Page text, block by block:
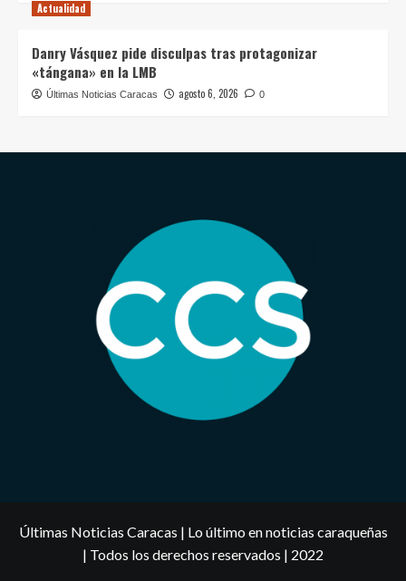
Actualidad
Danry Vásquez pide disculpas tras protagonizar
«tángana» en la LMB
Últimas Noticias Caracas agosto 6, 2026 0